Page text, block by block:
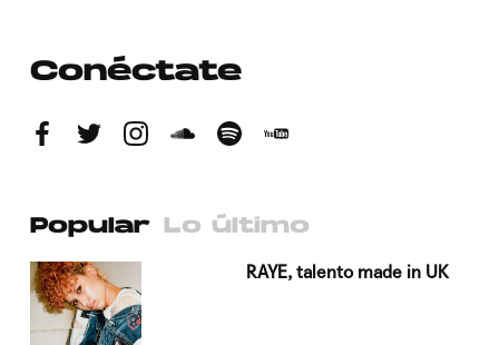
Conéctate
Popular Lo último
RAYE, talento made in UK